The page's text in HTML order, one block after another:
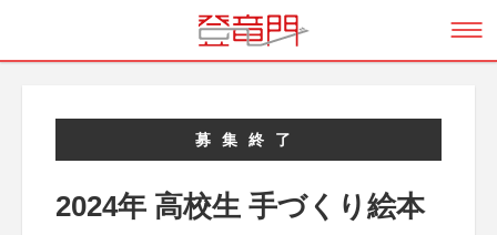
募集終了
2024年 高校生 手づくり絵本